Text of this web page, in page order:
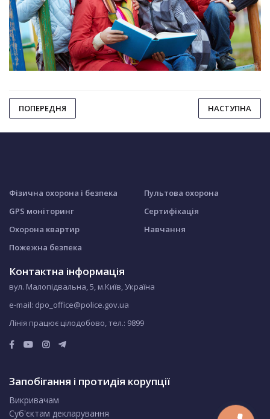
ПОПЕРЕДНЯ НАСТУПНА
Фізична охорона і безпека
GPS моніторинг
Охорона квартир
Пожежна безпека
Пультова охорона
Сертифікація
Навчання
Контактна інформація
вул. Малопідвальна, 5, м.Київ, Україна
e-mail: dpo_office@police.gov.ua
Лінія працює цілодобово, тел.: 9899
Запобігання і протидія корупції
Викривачам
Суб'єктам декларування